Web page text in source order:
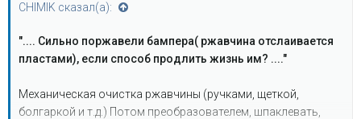
CHIMIK сказал(а):
".... Сильно поржавели бампера( ржавчина отслаивается
пластами), если способ продлить жизнь им? ...."
Механическая очистка ржавчины (ручками, щеткой,
болгаркой и т.д.) Потом преобразователем, шпаклевать,